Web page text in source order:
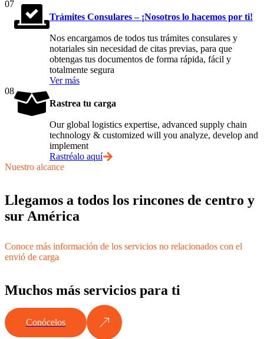
07
Trámites Consulares – ¡Nosotros lo hacemos por ti!
Nos encargamos de todos tus trámites consulares y
notariales sin necesidad de citas previas, para que
obtengas tus documentos de forma rápida, fácil y
totalmente segura
Ver más
08
Rastrea tu carga
Our global logistics expertise, advanced supply chain
technology & customized will you analyze, develop and
implement
Rastréalo aquí
Nuestro alcance
Llegamos a todos los rincones de centro y
sur América
Conoce más información de los servicios no relacionados con el
envió de carga
Muchos más servicios para ti
Conócelos